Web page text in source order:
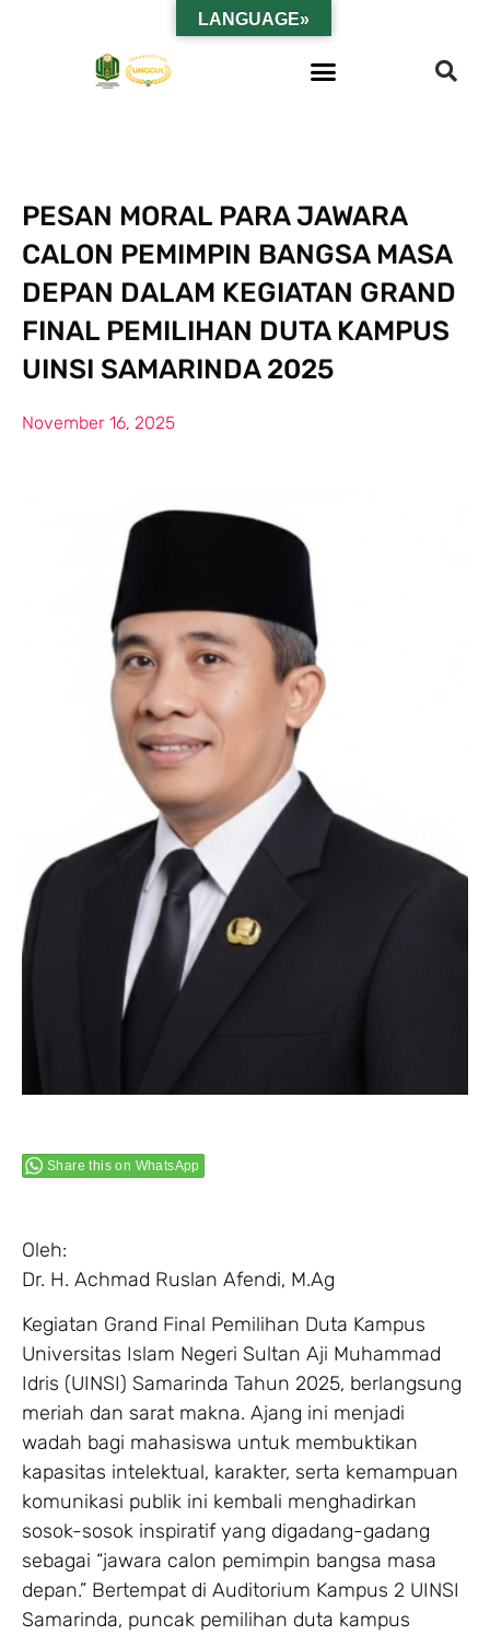
PESAN MORAL PARA JAWARA
CALON PEMIMPIN BANGSA MASA
DEPAN DALAM KEGIATAN GRAND
FINAL PEMILIHAN DUTA KAMPUS
UINSI SAMARINDA 2025
November 16, 2025
Share this on WhatsApp
Oleh:
Dr. H. Achmad Ruslan Afendi, M.Ag
Kegiatan Grand Final Pemilihan Duta Kampus
Universitas Islam Negeri Sultan Aji Muhammad
Idris (UINSI) Samarinda Tahun 2025, berlangsung
meriah dan sarat makna. Ajang ini menjadi
wadah bagi mahasiswa untuk membuktikan
kapasitas intelektual, karakter, serta kemampuan
komunikasi publik ini kembali menghadirkan
sosok-sosok inspiratif yang digadang-gadang
sebagai “jawara calon pemimpin bangsa masa
depan.” Bertempat di Auditorium Kampus 2 UINSI
Samarinda, puncak pemilihan duta kampus
LANGUAGE»